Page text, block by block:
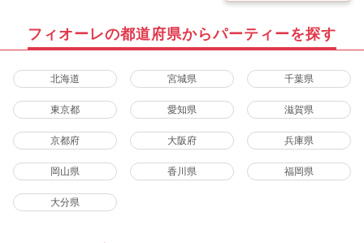
フィオーレの都道府県からパーティーを探す
北海道 宮城県 千葉県
東京都 愛知県 滋賀県
京都府 大阪府 兵庫県
岡山県 香川県 福岡県
大分県